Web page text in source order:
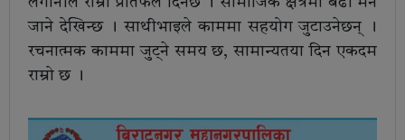
जाने देखिन्छ । साथीभाइले काममा सहयोग जुटाउनेछन् ।
रचनात्मक काममा जुट्ने समय छ, सामान्यतया दिन एकदम
राम्रो छ ।